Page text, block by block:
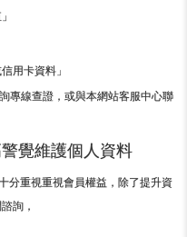
用卡資料」
專線查證，或與本網站客服中心聯
覺維護個人資料
分重視重視會員權益，除了提升資
詢，